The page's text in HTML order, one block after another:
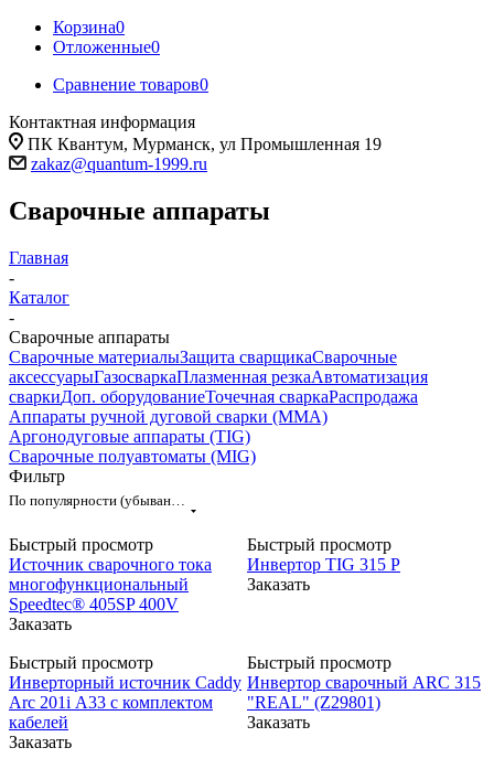
Корзина0
Отложенные0
Сравнение товаров0
Контактная информация
ПК Квантум, Мурманск, ул Промышленная 19
zakaz@quantum-1999.ru
Сварочные аппараты
Главная
-
Каталог
-
Сварочные аппараты
Сварочные материалыЗащита сварщикаСварочные
аксессуарыГазосваркаПлазменная резкаАвтоматизация
сваркиДоп. оборудованиеТочечная сваркаРаспродажа
Аппараты ручной дуговой сварки (MMA)
Аргонодуговые аппараты (TIG)
Сварочные полуавтоматы (MIG)
Фильтр
Быстрый просмотр
Источник сварочного тока
многофункциональный
Speedtec® 405SP 400V
Заказать
Быстрый просмотр
Инвертор ТIG 315 Р
Заказать
Быстрый просмотр
Инверторный источник Caddy
Arc 201i А33 с комплектом
кабелей
Заказать
Быстрый просмотр
Инвертор сварочный ARC 315
"REAL" (Z29801)
Заказать